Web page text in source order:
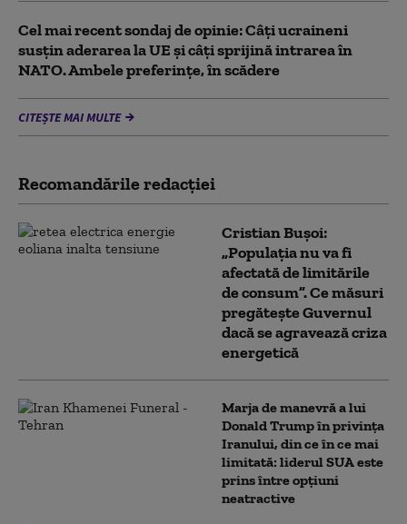
Cel mai recent sondaj de opinie: Câți ucraineni
susțin aderarea la UE și câți sprijină intrarea în
NATO. Ambele preferințe, în scădere
CITEȘTE MAI MULTE
Recomandările redacţiei
Cristian Bușoi:
„Populația nu va fi
afectată de limitările
de consum”. Ce măsuri
pregătește Guvernul
dacă se agravează criza
energetică
Marja de manevră a lui
Donald Trump în privința
Iranului, din ce în ce mai
limitată: liderul SUA este
prins între opțiuni
neatractive